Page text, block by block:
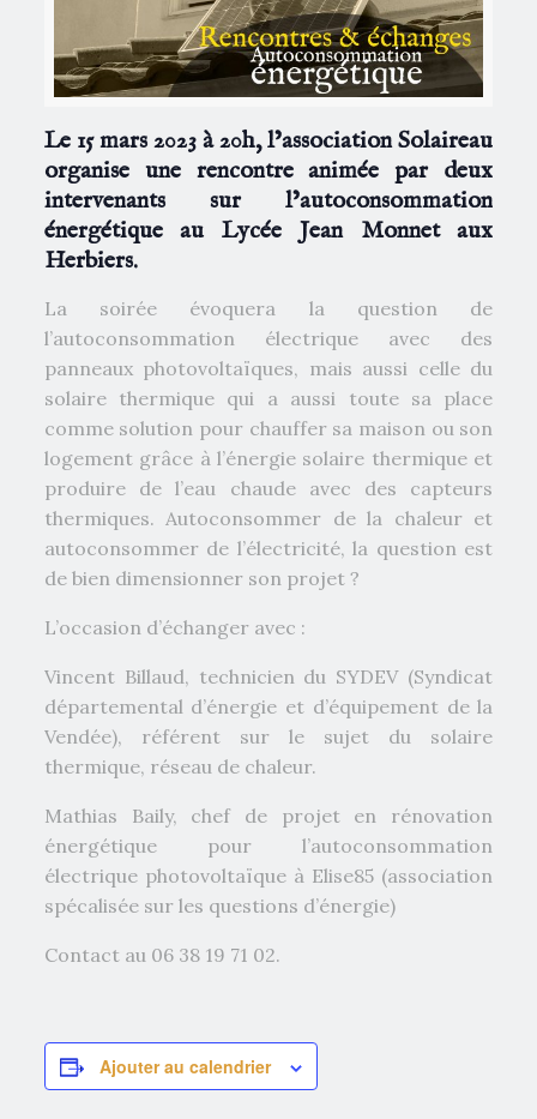
Le 15 mars 2023 à 20h, l’association Solaireau
organise une rencontre animée par deux
intervenants sur l’autoconsommation
énergétique au Lycée Jean Monnet aux
Herbiers.
La soirée évoquera la question de
l’autoconsommation électrique avec des
panneaux photovoltaïques, mais aussi celle du
solaire thermique qui a aussi toute sa place
comme solution pour chauffer sa maison ou son
logement grâce à l’énergie solaire thermique et
produire de l’eau chaude avec des capteurs
thermiques. Autoconsommer de la chaleur et
autoconsommer de l’électricité, la question est
de bien dimensionner son projet ?
L’occasion d’échanger avec :
Vincent Billaud, technicien du SYDEV (Syndicat
départemental d’énergie et d’équipement de la
Vendée), référent sur le sujet du solaire
thermique, réseau de chaleur.
Mathias Baily, chef de projet en rénovation
énergétique pour l’autoconsommation
électrique photovoltaïque à Elise85 (association
spécalisée sur les questions d’énergie)
Contact au 06 38 19 71 02.
Ajouter au calendrier